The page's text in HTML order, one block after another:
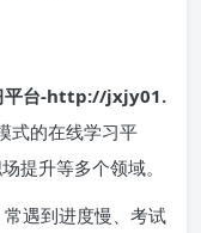
平台-http://jxjy01.
式的在线学习平
提升等多个领域。
遇到进度慢、考试